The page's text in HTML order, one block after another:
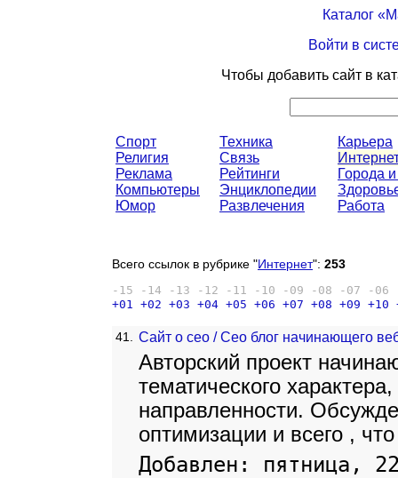
Каталог
Войти в
Чтобы добавить сайт в
Спорт
Религия
Реклама
Компьютеры
Юмор
Техника
Связь
Рейтинги
Энциклопедии
Развлечения
Карьера
Города
Работа
Всего ссылок в рубрике "Интернет": 253
-15 -14 -13 -12 -11 -10 -09 -08 -07 -06
+01 +02 +03 +04 +05 +06 +07 +08 +09 +10
41. Сайт о сео / Сео блог начинающего
Авторский проект
тематического
направленности.
оптимизации и всего ,
Добавлен: пятница,